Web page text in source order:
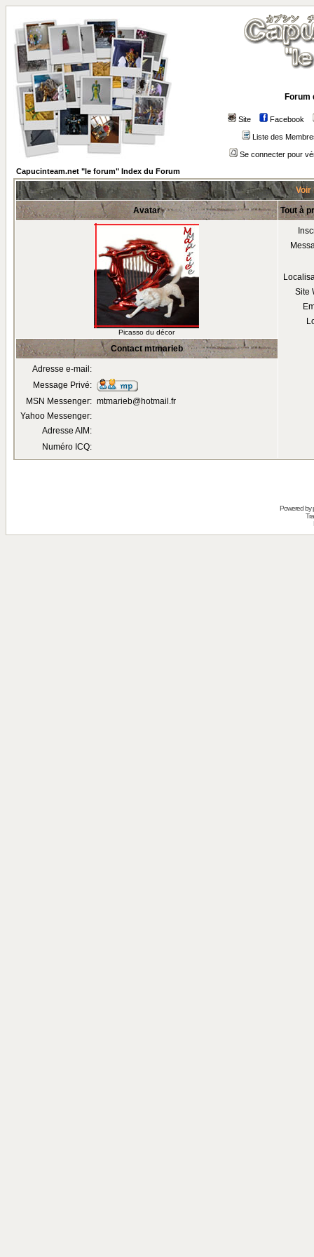
Forum
Site Facebook
Liste des
Se connecter pour
Capucinteam.net "le forum" Index du Forum
Voir
Avatar Tout à
Picasso du décor
Site
Contact mtmarieb
Adresse e-mail:
Message Privé:
MSN Messenger: mtmarieb@hotmail.fr
Yahoo Messenger:
Adresse AIM:
Numéro ICQ:
Powered by